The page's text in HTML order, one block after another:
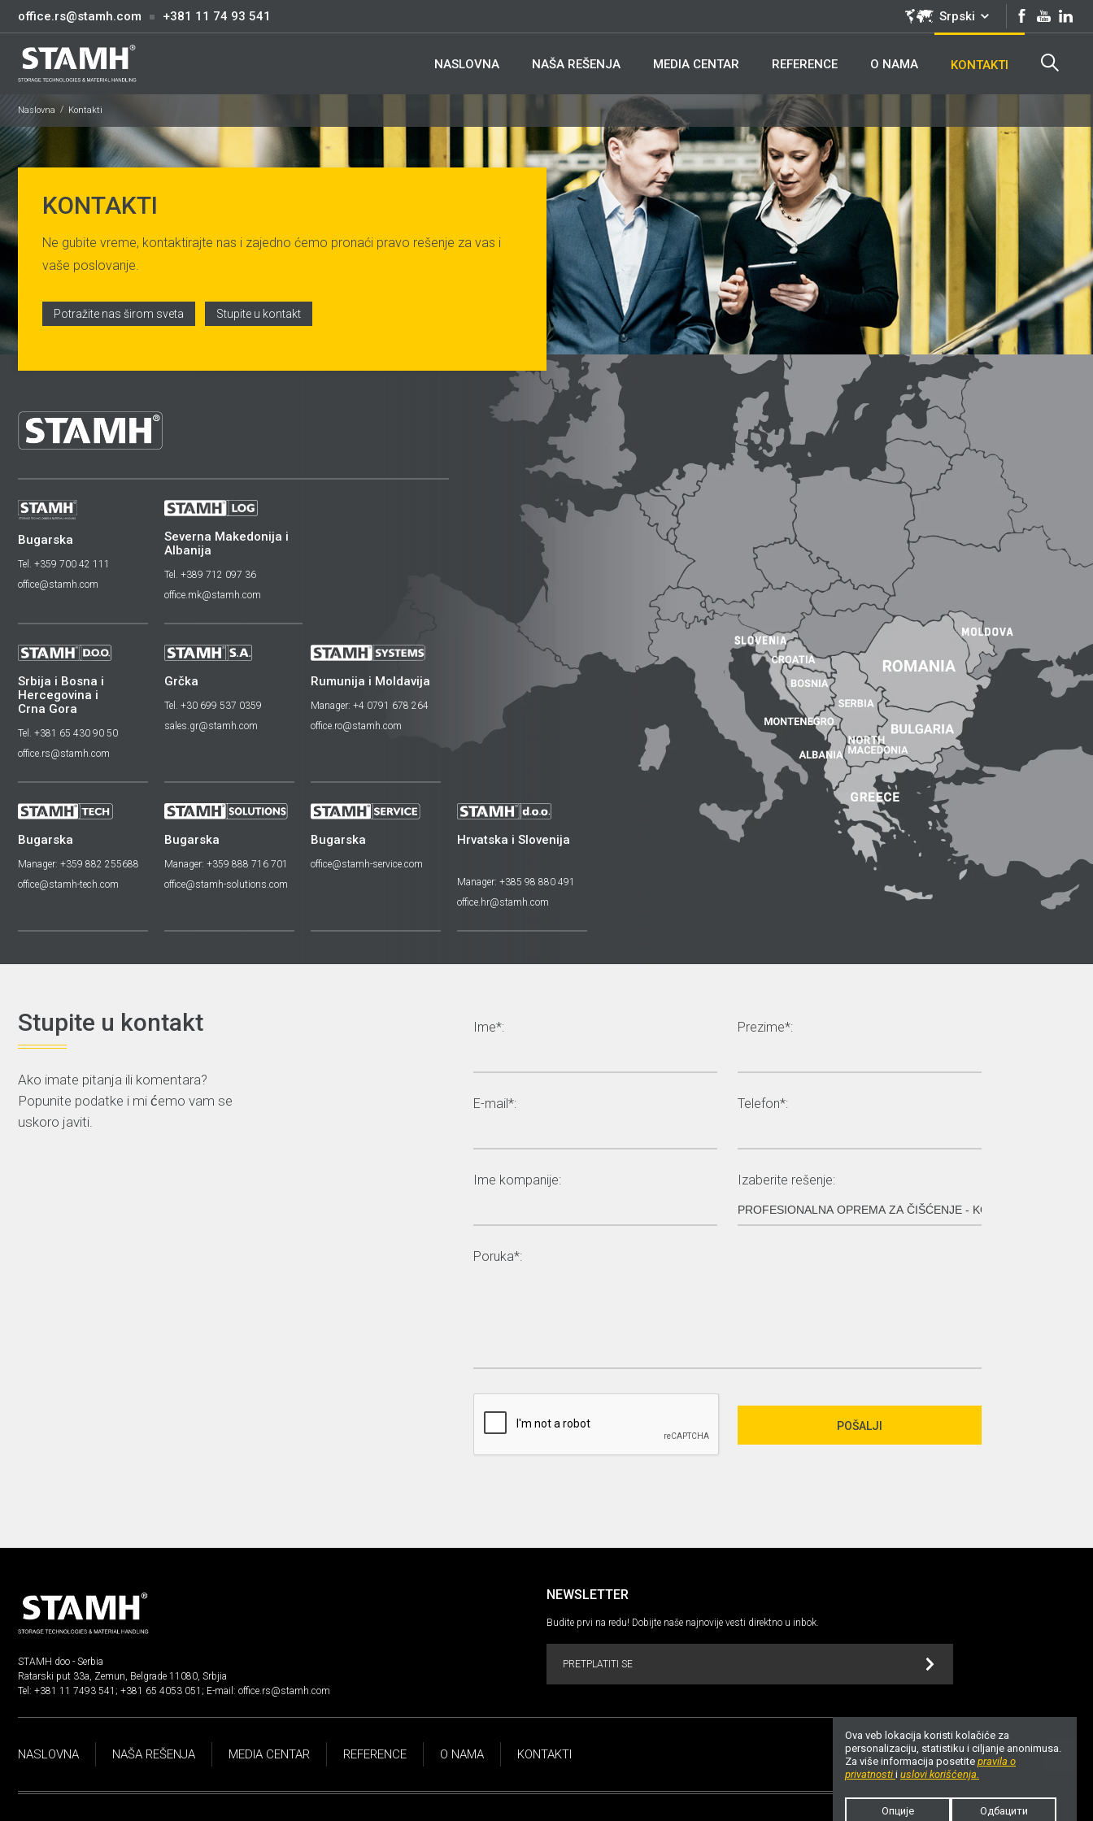
office.rs@stamh.com +381 11 74 93 541 Srpski
NASLOVNA NAŠA REŠENJA MEDIA CENTAR REFERENCE O NAMA KONTAKTI
Naslovna Kontakti
KONTAKTI
Ne gubite vreme, kontaktirajte nas i zajedno ćemo pronaći pravo rešenje za vas i
vaše poslovanje.
Potražite nas širom sveta Stupite u kontakt
Bugarska
Tel. +359 700 42 111
office@stamh.com
Severna Makedonija i
Albanija
Tel. +389 712 097 36
office.mk@stamh.com
Srbija i Bosna i
Hercegovina i
Crna Gora
Tel. +381 65 430 90 50
office.rs@stamh.com
Grčka
Tel. +30 699 537 0359
sales.gr@stamh.com
Rumunija i Moldavija
Manager: +4 0791 678 264
office.ro@stamh.com
Bugarska
Manager: +359 882 255688
office@stamh-tech.com
Bugarska
Manager: +359 888 716 701
office@stamh-solutions.com
Bugarska
office@stamh-service.com
Hrvatska i Slovenija
Manager: +385 98 880 491
office.hr@stamh.com
Stupite u kontakt
Ako imate pitanja ili komentara?
Popunite podatke i mi ćemo vam se
uskoro javiti.
Ime*: Prezime*:
E-mail*: Telefon*:
Ime kompanije: Izaberite rešenje:
Poruka*:
STAMH doo - Serbia
Ratarski put 33a, Zemun, Belgrade 11080, Srbjia
Tel: +381 11 7493 541 ; +381 65 4053 051 ; E-mail: office.rs@stamh.com
NEWSLETTER
Budite prvi na redu! Dobijte naše najnovije vesti direktno u inbok.
PRETPLATITI SE
NASLOVNA NAŠA REŠENJA MEDIA CENTAR REFERENCE O NAMA KONTAKTI
Ova veb lokacija koristi kolačiće za
personalizaciju, statistiku i ciljanje anonimusa.
Za više informacija posetite pravila o
privatnosti i uslovi korišćenja.
Опције Одбацити